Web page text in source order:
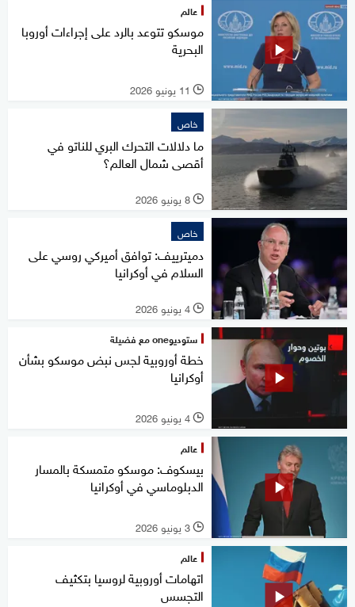
عالم
موسكو تتوعد بالرد على إجراءات أوروبا
البحرية
l 11 يونيو 2026
خاص
ما دلالات التحرك البري للناتو في
أقصى شمال العالم؟
l 8 يونيو 2026
خاص
دميترييف: توافق أميركي روسي على
السلام في أوكرانيا
l 4 يونيو 2026
ستوديوone مع فضيلة
خطة أوروبية لجس نبض موسكو بشأن
أوكرانيا
l 4 يونيو 2026
عالم
بيسكوف: موسكو متمسكة بالمسار
الدبلوماسي في أوكرانيا
l 3 يونيو 2026
عالم
اتهامات أوروبية لروسيا بتكثيف
التجسس